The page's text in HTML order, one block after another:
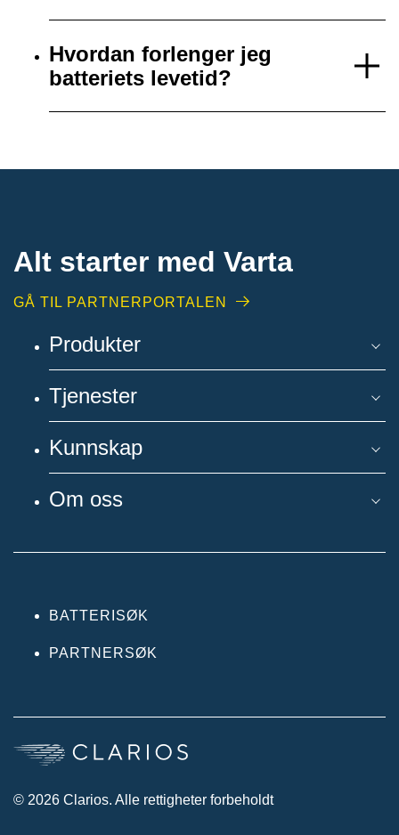
Hvordan forlenger jeg
batteriets levetid?
Alt starter med Varta
GÅ TIL PARTNERPORTALEN
Produkter
Tjenester
Kunnskap
Om oss
BATTERISØK
PARTNERSØK
© 2026 Clarios. Alle rettigheter forbeholdt